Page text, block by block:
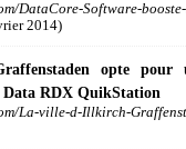
DataCore-Software-
2014)
opte
Data RDX QuikStation
La-ville-d-Illkirch-